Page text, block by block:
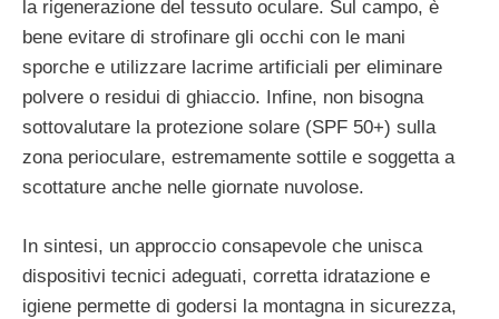
la rigenerazione del tessuto oculare. Sul campo, è
bene evitare di strofinare gli occhi con le mani
sporche e utilizzare lacrime artificiali per eliminare
polvere o residui di ghiaccio. Infine, non bisogna
sottovalutare la protezione solare (SPF 50+) sulla
zona perioculare, estremamente sottile e soggetta a
scottature anche nelle giornate nuvolose.
In sintesi, un approccio consapevole che unisca
dispositivi tecnici adeguati, corretta idratazione e
igiene permette di godersi la montagna in sicurezza,